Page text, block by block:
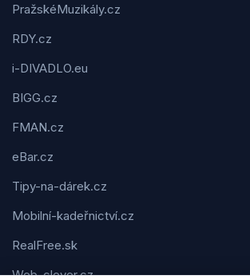
PražskéMuzikály.cz
RDY.cz
i-DIVADLO.eu
BIGG.cz
FMAN.cz
eBar.cz
Tipy-na-dárek.cz
Mobilní-kadeřnictví.cz
RealFree.sk
Web-clever.cz